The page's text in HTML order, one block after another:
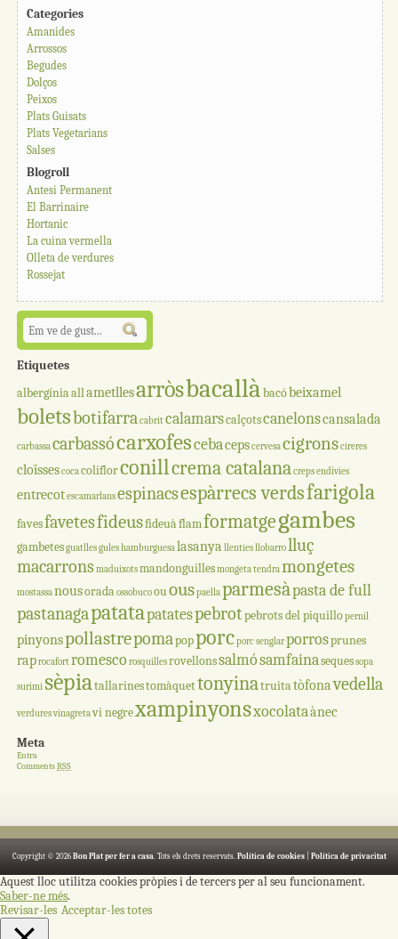
Categories
Amanides
Arrossos
Begudes
Dolços
Peixos
Plats Guisats
Plats Vegetarians
Salses
Blogroll
Antesi Permanent
El Barrinaire
Hortanic
La cuina vermella
Olleta de verdures
Rossejat
Etiquetes
albergíniaallametllesarròsbacallà bacóbeixamel
boletsbotifarracabritcalamarscalçotscanelonscansalada
carbassacarbassócarxofescebacepscervesacigronscireres
cloïssescocacoliflorconillcrema catalanacrepsendívies
entrecotescamarlansespinacsespàrrecs verdsfarigola
favesfavetesfideusfideuàflamformatgegambes
gambetesguatllesguleshamburguesalasanya llentiesllobarrolluç
macarronsmaduixotsmandonguillesmongeta tendramongetes
mostassanousoradaossobucoououspaellaparmesàpasta de full
pastanagapatatapatatespebrot pebrots del piquillopernil
pinyonspollastrepomapopporcporc senglarporrosprunes
raprocafortromesco rosquillesrovellonssalmósamfainasequessopa
surimi sèpiatallarinestomàquettonyinatruitatòfonavedella
verduresvinagretavi negrexampinyonsxocolataànec
Meta
Entra
CommentsRSS
Copyright © 2026 Bon Plat per fer a casa. Tots els drets reservats. Política de cookies| Política de privacitat
Aquest lloc utilitza cookies pròpies i de tercers per al seu funcionament.
Saber-ne més.
Revisar-les Acceptar-les totes